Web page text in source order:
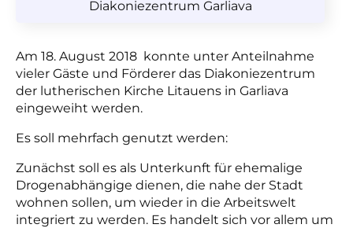
Diakoniezentrum Garliava
Am 18. August 2018 konnte unter Anteilnahme
vieler Gäste und Förderer das Diakoniezentrum
der lutherischen Kirche Litauens in Garliava
eingeweiht werden.
Es soll mehrfach genutzt werden:
Zunächst soll es als Unterkunft für ehemalige
Drogenabhängige dienen, die nahe der Stadt
wohnen sollen, um wieder in die Arbeitswelt
integriert zu werden. Es handelt sich vor allem um